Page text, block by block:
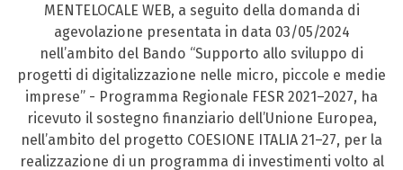
MENTELOCALE WEB, a seguito della domanda di
agevolazione presentata in data 03/05/2024
nell’ambito del Bando “Supporto allo sviluppo di
progetti di digitalizzazione nelle micro, piccole e medie
imprese” - Programma Regionale FESR 2021–2027, ha
ricevuto il sostegno finanziario dell’Unione Europea,
nell’ambito del progetto COESIONE ITALIA 21–27, per la
realizzazione di un programma di investimenti volto al